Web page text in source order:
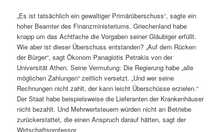
„Es ist tatsächlich ein gewaltiger Primärüberschuss“, sagte ein
hoher Beamter des Finanzministeriums. Griechenland habe
knapp um das Achtfache die Vorgaben seiner Gläubiger erfüllt.
Wie aber ist dieser Überschuss entstanden? „Auf dem Rücken
der Bürger“, sagt Ökonom Panagiotis Petrakis von der
Universität Athen. Seine Vermutung: Die Regierung habe „alle
möglichen Zahlungen“ zeitlich versetzt. „Und wer seine
Rechnungen nicht zahlt, der kann leicht Überschüsse erzielen.“
Der Staat habe beispielsweise die Lieferanten der Krankenhäuser
nicht bezahlt. Und Mehrwertsteuern würden nicht an Betriebe
zurückerstattet, die einen Anspruch darauf hätten, sagt der
Wirtschaftsprofessor.